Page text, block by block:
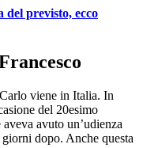
previsto, ecco
viene in Italia. In
del 20esimo
avuto un’udienza
dopo. Anche questa